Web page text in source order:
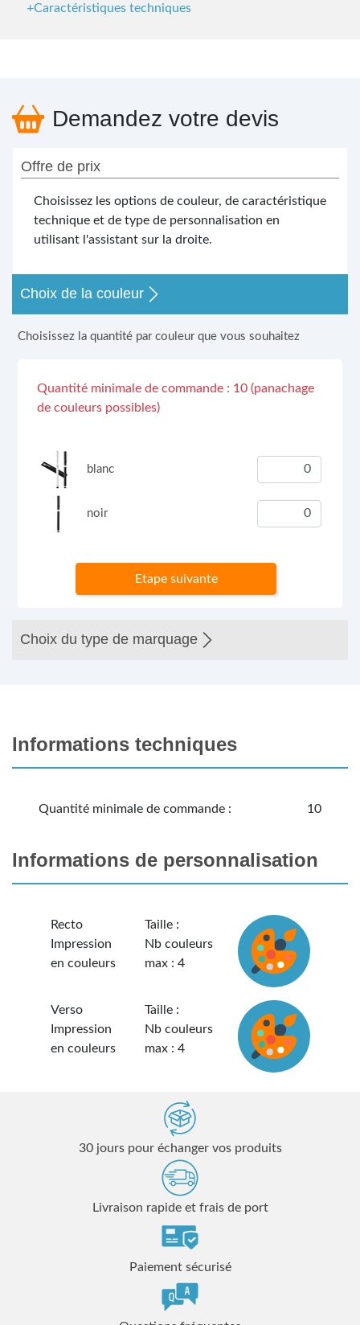
+Caractéristiques techniques
Demandez votre devis
Offre de prix
Choisissez les options de couleur, de caractéristique
technique et de type de personnalisation en
utilisant l'assistant sur la droite.
Choix de la couleur
Choisissez la quantité par couleur que vous souhaitez
Quantité minimale de commande : 10 (panachage
de couleurs possibles)
blanc
noir
Etape suivante
Choix du type de marquage
Informations techniques
Quantité minimale de commande : 10
Informations de personnalisation
Recto
Impression
en couleurs
Taille :
Nb couleurs
max : 4
Verso
Impression
en couleurs
Taille :
Nb couleurs
max : 4
30 jours pour échanger vos produits
Livraison rapide et frais de port
Paiement sécurisé